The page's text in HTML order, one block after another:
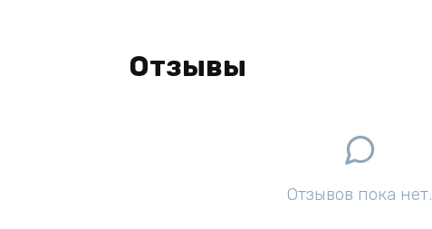
Отзывы
Отзывов пока нет.